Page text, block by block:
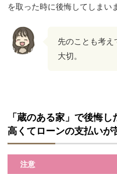
を取った時に後悔してしまい
先のことも考え
大切。
「蔵のある家」で後悔
高くてローンの支払いが
注意